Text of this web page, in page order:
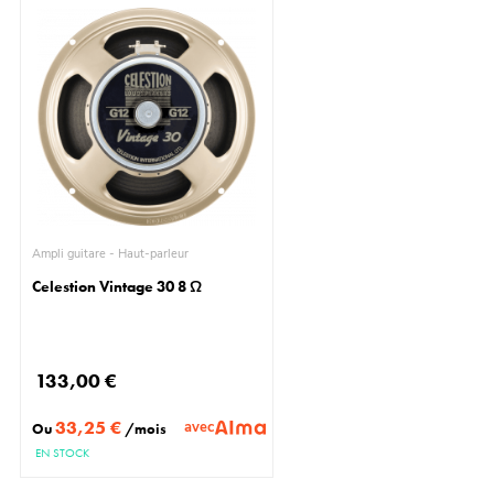
Ampli guitare - Haut-parleur
Celestion Vintage 30 8 Ω
133,00 €
Ou33,25 € /mois avec
EN STOCK